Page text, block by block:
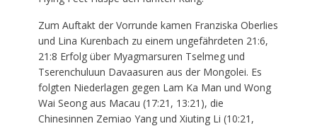
Zum Auftakt der Vorrunde kamen Franziska Oberlies
und Lina Kurenbach zu einem ungefährdeten 21:6,
21:8 Erfolg über Myagmarsuren Tselmeg und
Tserenchuluun Davaasuren aus der Mongolei. Es
folgten Niederlagen gegen Lam Ka Man und Wong
Wai Seong aus Macau (17:21, 13:21), die
Chinesinnen Zemiao Yang und Xiuting Li (10:21,